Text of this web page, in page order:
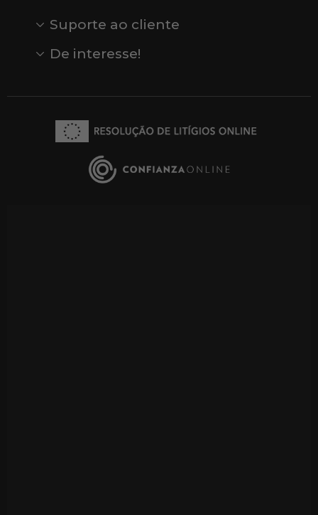
Suporte ao cliente
Comentários
Comentários do Google
De interesse!